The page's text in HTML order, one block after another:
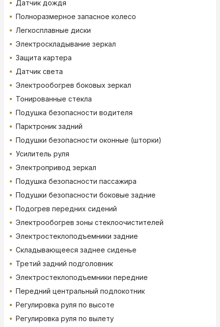
Датчик дождя
Полноразмерное запасное колесо
Легкосплавные диски
Электроскладывание зеркал
Защита картера
Датчик света
Электрообогрев боковых зеркал
Тонированные стекла
Подушка безопасности водителя
Парктроник задний
Подушки безопасности оконные (шторки)
Усилитель руля
Электропривод зеркал
Подушка безопасности пассажира
Подушки безопасности боковые задние
Подогрев передних сидений
Электрообогрев зоны стеклоочистителей
Электростеклоподъемники задние
Складывающееся заднее сиденье
Третий задний подголовник
Электростеклоподъемники передние
Передний центральный подлокотник
Регулировка руля по высоте
Регулировка руля по вылету